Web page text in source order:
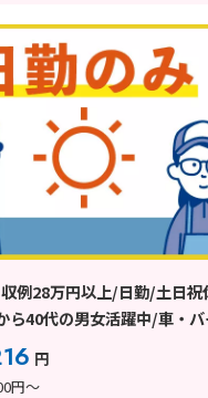
収例28万円以上/日勤/土日
ら40代の男女活躍中/車・バ
い制度あり
円
円～